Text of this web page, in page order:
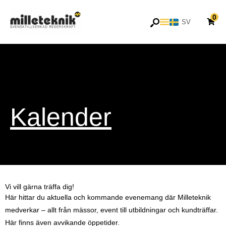
SV
EN
0
Kalender
Vi vill gärna träffa dig!
Här hittar du aktuella och kommande evenemang där Milleteknik
medverkar – allt från mässor, event till utbildningar och kundträffar.
Här finns även avvikande öppetider.